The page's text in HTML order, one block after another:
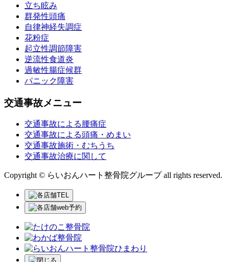
立ち眩み
群発性頭痛
自律神経失調症
花粉症
起立性調節障害
逆流性食道炎
過敏性腸症候群
パニック障害
交通事故メニュー
交通事故による腰痛症
交通事故による頭痛・めまい
交通事故施術・むちうち
交通事故治療に関して
Copyright © らいおんハート整骨院グループ all rights reserved.